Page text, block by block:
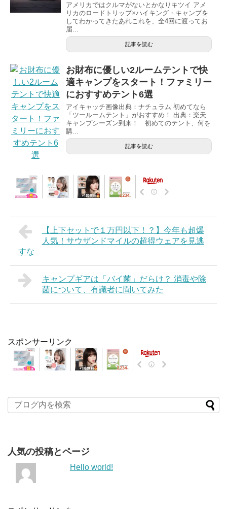
アメリカではクルマがないとかなりキツイ アメ
リカのロードトリップ×ハイキング・キャンプを
してわかってきたあれこれを、全4回に渡ってお
届...
記事を読む
お財布に優しい2ルームテントで快
適キャンプをスタート！ファミリー
におすすめテント6選
アイキャッチ画像出典：ナチュラム 初めてなら
「ツールームテント」がおすすめ！ 出典：楽天
キャンプシーズン到来！ 初めてのテント、何を
購...
記事を読む
【上下セットで１万円以下！？】今年も超爆
人気！サウザンドマイルの超得ウェアを見逃
すな
キャンプギアは「バイ菌」だらけ？ 消毒や除
菌について、有識者に聞いてみた
スポンサーリンク
人気の投稿とページ
Hello world!